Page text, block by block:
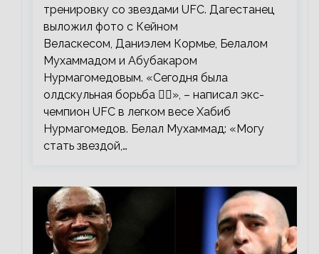
тренировку со звездами UFC. Дагестанец
выложил фото с Кейном
Веласкесом, Даниэлем Кормье, Белалом
Мухаммадом и Абубакаром
Нурмагомедовым. «Сегодня была
олдскульная борьба 🤼‍♂️», – написал экс-
чемпион UFC в легком весе Хабиб
Нурмагомедов. Белал Мухаммад: «Могу
стать звездой,…